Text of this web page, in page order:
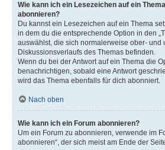
Wie kann ich ein Lesezeichen auf ein
abonnieren?
Du kannst ein Lesezeichen auf ein Thema
in dem du die entsprechende Option in den
auswählst, die sich normalerweise ober- und
Diskussionsverlaufs des Themas befinden.
Wenn du bei der Antwort auf ein Thema die
benachrichtigen, sobald eine Antwort
wird das Thema ebenfalls für dich abonniert.
Nach oben
Wie kann ich ein Forum abonnieren?
Um ein Forum zu abonnieren, verwende im
abonnieren“, der sich meist am Ende der